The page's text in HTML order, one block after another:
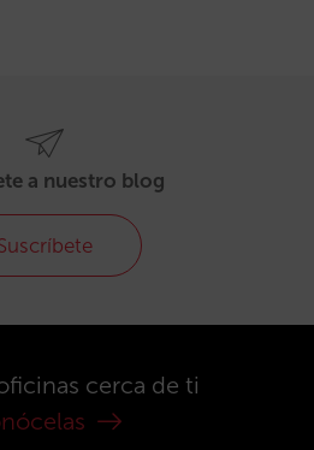
a nuestro blog
cerca de ti